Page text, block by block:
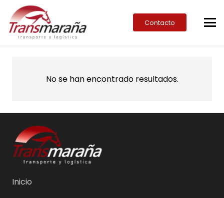
Contacto
No se han encontrado resultados.
Inicio